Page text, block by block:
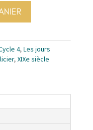
4, Les jours
, XIXe siècle